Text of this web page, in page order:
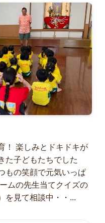
！ 楽しみとドキドキが
た子どもたちでした
もの笑顔で元気いっぱ
ムの先生当てクイズの
を見て相談中・・...